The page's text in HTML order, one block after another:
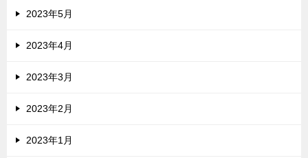
2023年5月
2023年4月
2023年3月
2023年2月
2023年1月